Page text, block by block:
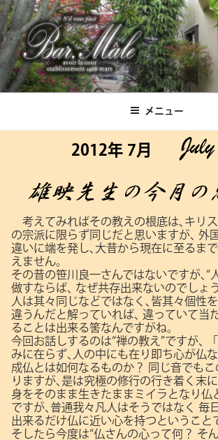
コ
ン
テ
ン
ツ
へBar.Male メニュー
2012年 7月
考えてみればその教えの根底は､キリ
の宗派に限らず同じだと思いますが､
外
違いに端を発し､大昔から現在に至るま
えません。
その昔の笹川良一さんではないですが､“
做すならば､
なぜ共存出来ないのでしょう
人は其々同じなどではなく､皆其々個性
違うんだと解っていれば､
違っていて当
ることは出来る筈なんですがね。
今回お話しするのは“禅の教え”ですが､
みに在らず､人の中にも在り即ち心が仏な
成仏とは如何なるものか？
同じ音でも
りますが､是は究極の修行の行き着く末に
身をそのまま生きたままミイラとなり仏
ですが､普通我々凡人はそうではなく 毎
出来るだけ仏に近い心を持つということ
そしたら今度は“仏さんの心って何？ そ